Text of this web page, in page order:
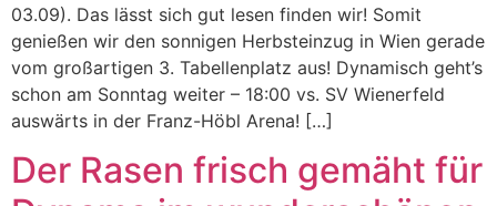
03.09). Das lässt sich gut lesen finden wir! Somit
genießen wir den sonnigen Herbsteinzug in Wien gerade
vom großartigen 3. Tabellenplatz aus! Dynamisch geht’s
schon am Sonntag weiter – 18:00 vs. SV Wienerfeld
auswärts in der Franz-Höbl Arena! […]
Der Rasen frisch gemäht für